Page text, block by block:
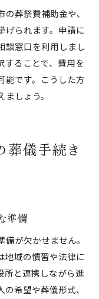
葬祭費補助金や、
げられます。申請に
談窓口を利用しまし
することで、費用を
能です。こうした方
しょう。
葬儀手続き
準備
が欠かせません。
地域の慣習や法律に
所と連携しながら進
希望や葬儀形式、